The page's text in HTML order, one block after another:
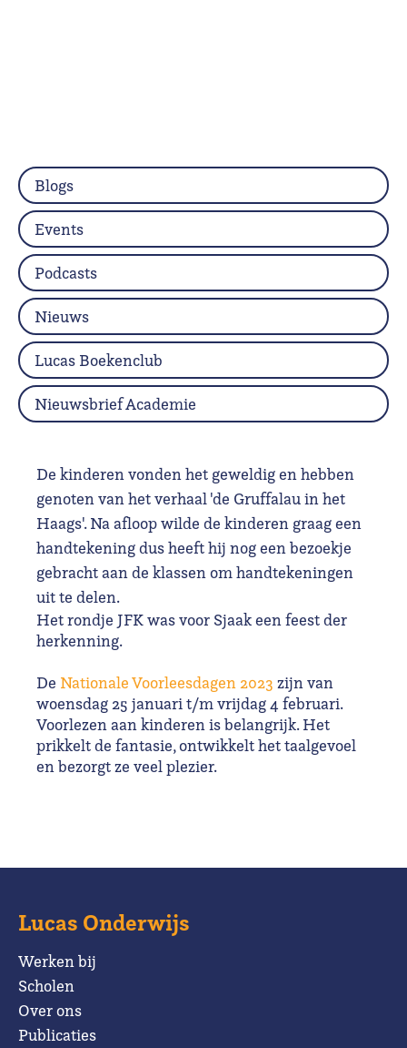
De kinderen vonden het geweldig en hebben
genoten van het verhaal 'de Gruffalau in het
Haags'. Na afloop wilde de kinderen graag een
handtekening dus heeft hij nog een bezoekje
gebracht aan de klassen om handtekeningen
uit te delen.
Het rondje JFK was voor Sjaak een feest der
herkenning.
De Nationale Voorleesdagen 2023 zijn van
woensdag 25 januari t/m vrijdag 4 februari.
Voorlezen aan kinderen is belangrijk. Het
prikkelt de fantasie, ontwikkelt het taalgevoel
en bezorgt ze veel plezier.
Blogs
Events
Podcasts
Nieuws
Lucas Boekenclub
Nieuwsbrief Academie
Lucas Onderwijs
Werken bij
Scholen
Over ons
Publicaties